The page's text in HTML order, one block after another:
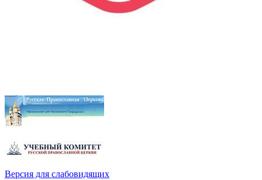
Версия для слабовидящих